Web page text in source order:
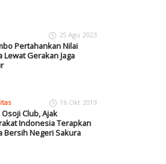
25 Agu 2023
Pertahankan Nilai
Lewat Gerakan Jaga
16 Okt 2019
Osoji Club, Ajak
Indonesia Terapkan
Bersih Negeri Sakura